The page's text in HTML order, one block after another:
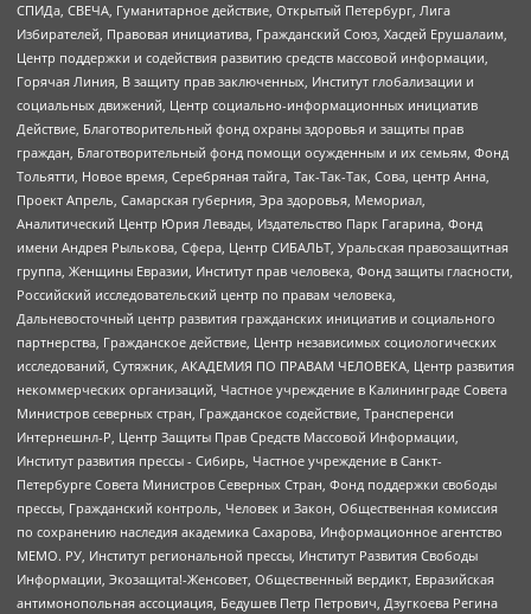
СПИДа, СВЕЧА, Гуманитарное действие, Открытый Петербург, Лига
Избирателей, Правовая инициатива, Гражданский Союз, Хасдей Ерушалаим,
Центр поддержки и содействия развитию средств массовой информации,
Горячая Линия, В защиту прав заключенных, Институт глобализации и
социальных движений, Центр социально-информационных инициатив
Действие, Благотворительный фонд охраны здоровья и защиты прав
граждан, Благотворительный фонд помощи осужденным и их семьям, Фонд
Тольятти, Новое время, Серебряная тайга, Так-Так-Так, Сова, центр Анна,
Проект Апрель, Самарская губерния, Эра здоровья, Мемориал,
Аналитический Центр Юрия Левады, Издательство Парк Гагарина, Фонд
имени Андрея Рылькова, Сфера, Центр СИБАЛЬТ, Уральская правозащитная
группа, Женщины Евразии, Институт прав человека, Фонд защиты гласности,
Российский исследовательский центр по правам человека,
Дальневосточный центр развития гражданских инициатив и социального
партнерства, Гражданское действие, Центр независимых социологических
исследований, Сутяжник, АКАДЕМИЯ ПО ПРАВАМ ЧЕЛОВЕКА, Центр развития
некоммерческих организаций, Частное учреждение в Калининграде Совета
Министров северных стран, Гражданское содействие, Трансперенси
Интернешнл-Р, Центр Защиты Прав Средств Массовой Информации,
Институт развития прессы - Сибирь, Частное учреждение в Санкт-
Петербурге Совета Министров Северных Стран, Фонд поддержки свободы
прессы, Гражданский контроль, Человек и Закон, Общественная комиссия
по сохранению наследия академика Сахарова, Информационное агентство
МЕМО. РУ, Институт региональной прессы, Институт Развития Свободы
Информации, Экозащита!-Женсовет, Общественный вердикт, Евразийская
антимонопольная ассоциация, Бедушев Петр Петрович, Дзугкоева Регина